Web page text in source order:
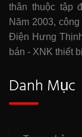
thân thuộc tập
Năm 2003,
Điện Hưng
bán - XNK thiết
Danh Mục